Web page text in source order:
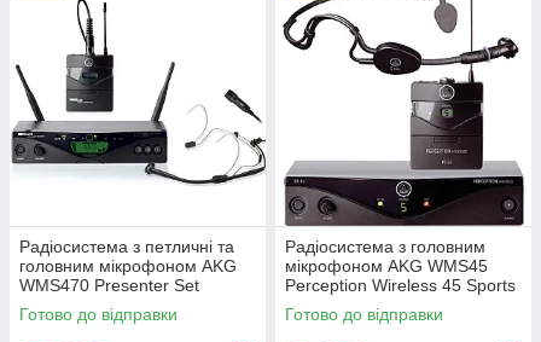
Радіосистема з петличні та
головним мікрофоном AKG
WMS470 Presenter Set
Готово до відправки
Радіосистема з головним
мікрофоном AKG WMS45
Perception Wireless 45 Sports
Set
Готово до відправки